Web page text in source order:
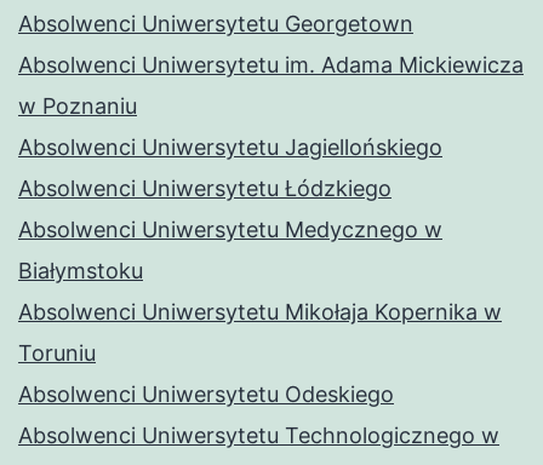
Absolwenci Uniwersytetu Georgetown
Absolwenci Uniwersytetu im. Adama Mickiewicza
w Poznaniu
Absolwenci Uniwersytetu Jagiellońskiego
Absolwenci Uniwersytetu Łódzkiego
Absolwenci Uniwersytetu Medycznego w
Białymstoku
Absolwenci Uniwersytetu Mikołaja Kopernika w
Toruniu
Absolwenci Uniwersytetu Odeskiego
Absolwenci Uniwersytetu Technologicznego w